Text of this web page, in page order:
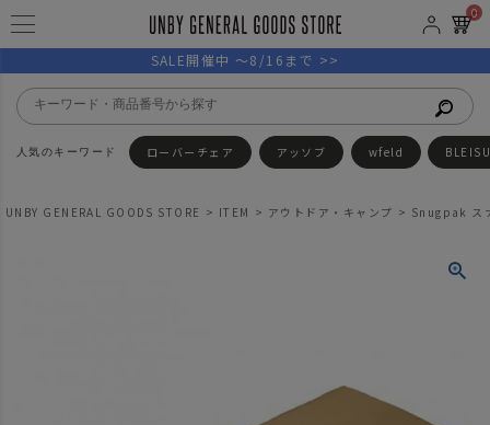
0
SALE開催中 ～8/16まで >>
ローバーチェア アッソブ wfeld
UNBY GENERAL GOODS STORE ITEM アウトドア・キャンプ Snugpak ス